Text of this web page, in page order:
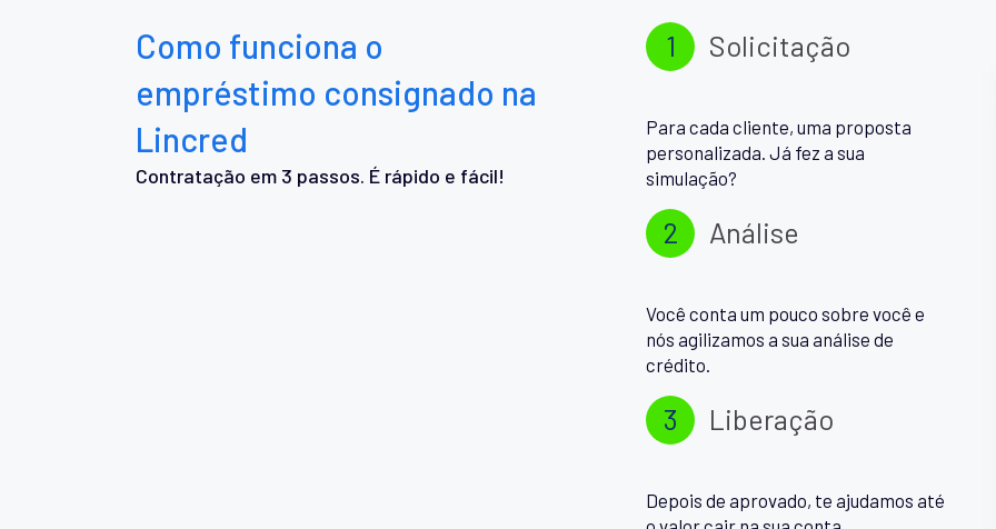
Como funciona o
empréstimo consignado na
Lincred
Contratação em 3 passos. É rápido e fácil!
1 Solicitação
Para cada cliente, uma proposta
personalizada. Já fez a sua
simulação?
2 Análise
Você conta um pouco sobre você e
nós agilizamos a sua análise de
crédito.
3 Liberação
Depois de aprovado, te ajudamos até